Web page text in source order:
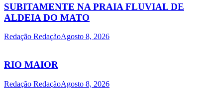
SUBITAMENTE NA PRAIA FLUVIAL DE
ALDEIA DO MATO
Redação RedaçãoAgosto 8, 2026
RIO MAIOR
Redação RedaçãoAgosto 8, 2026